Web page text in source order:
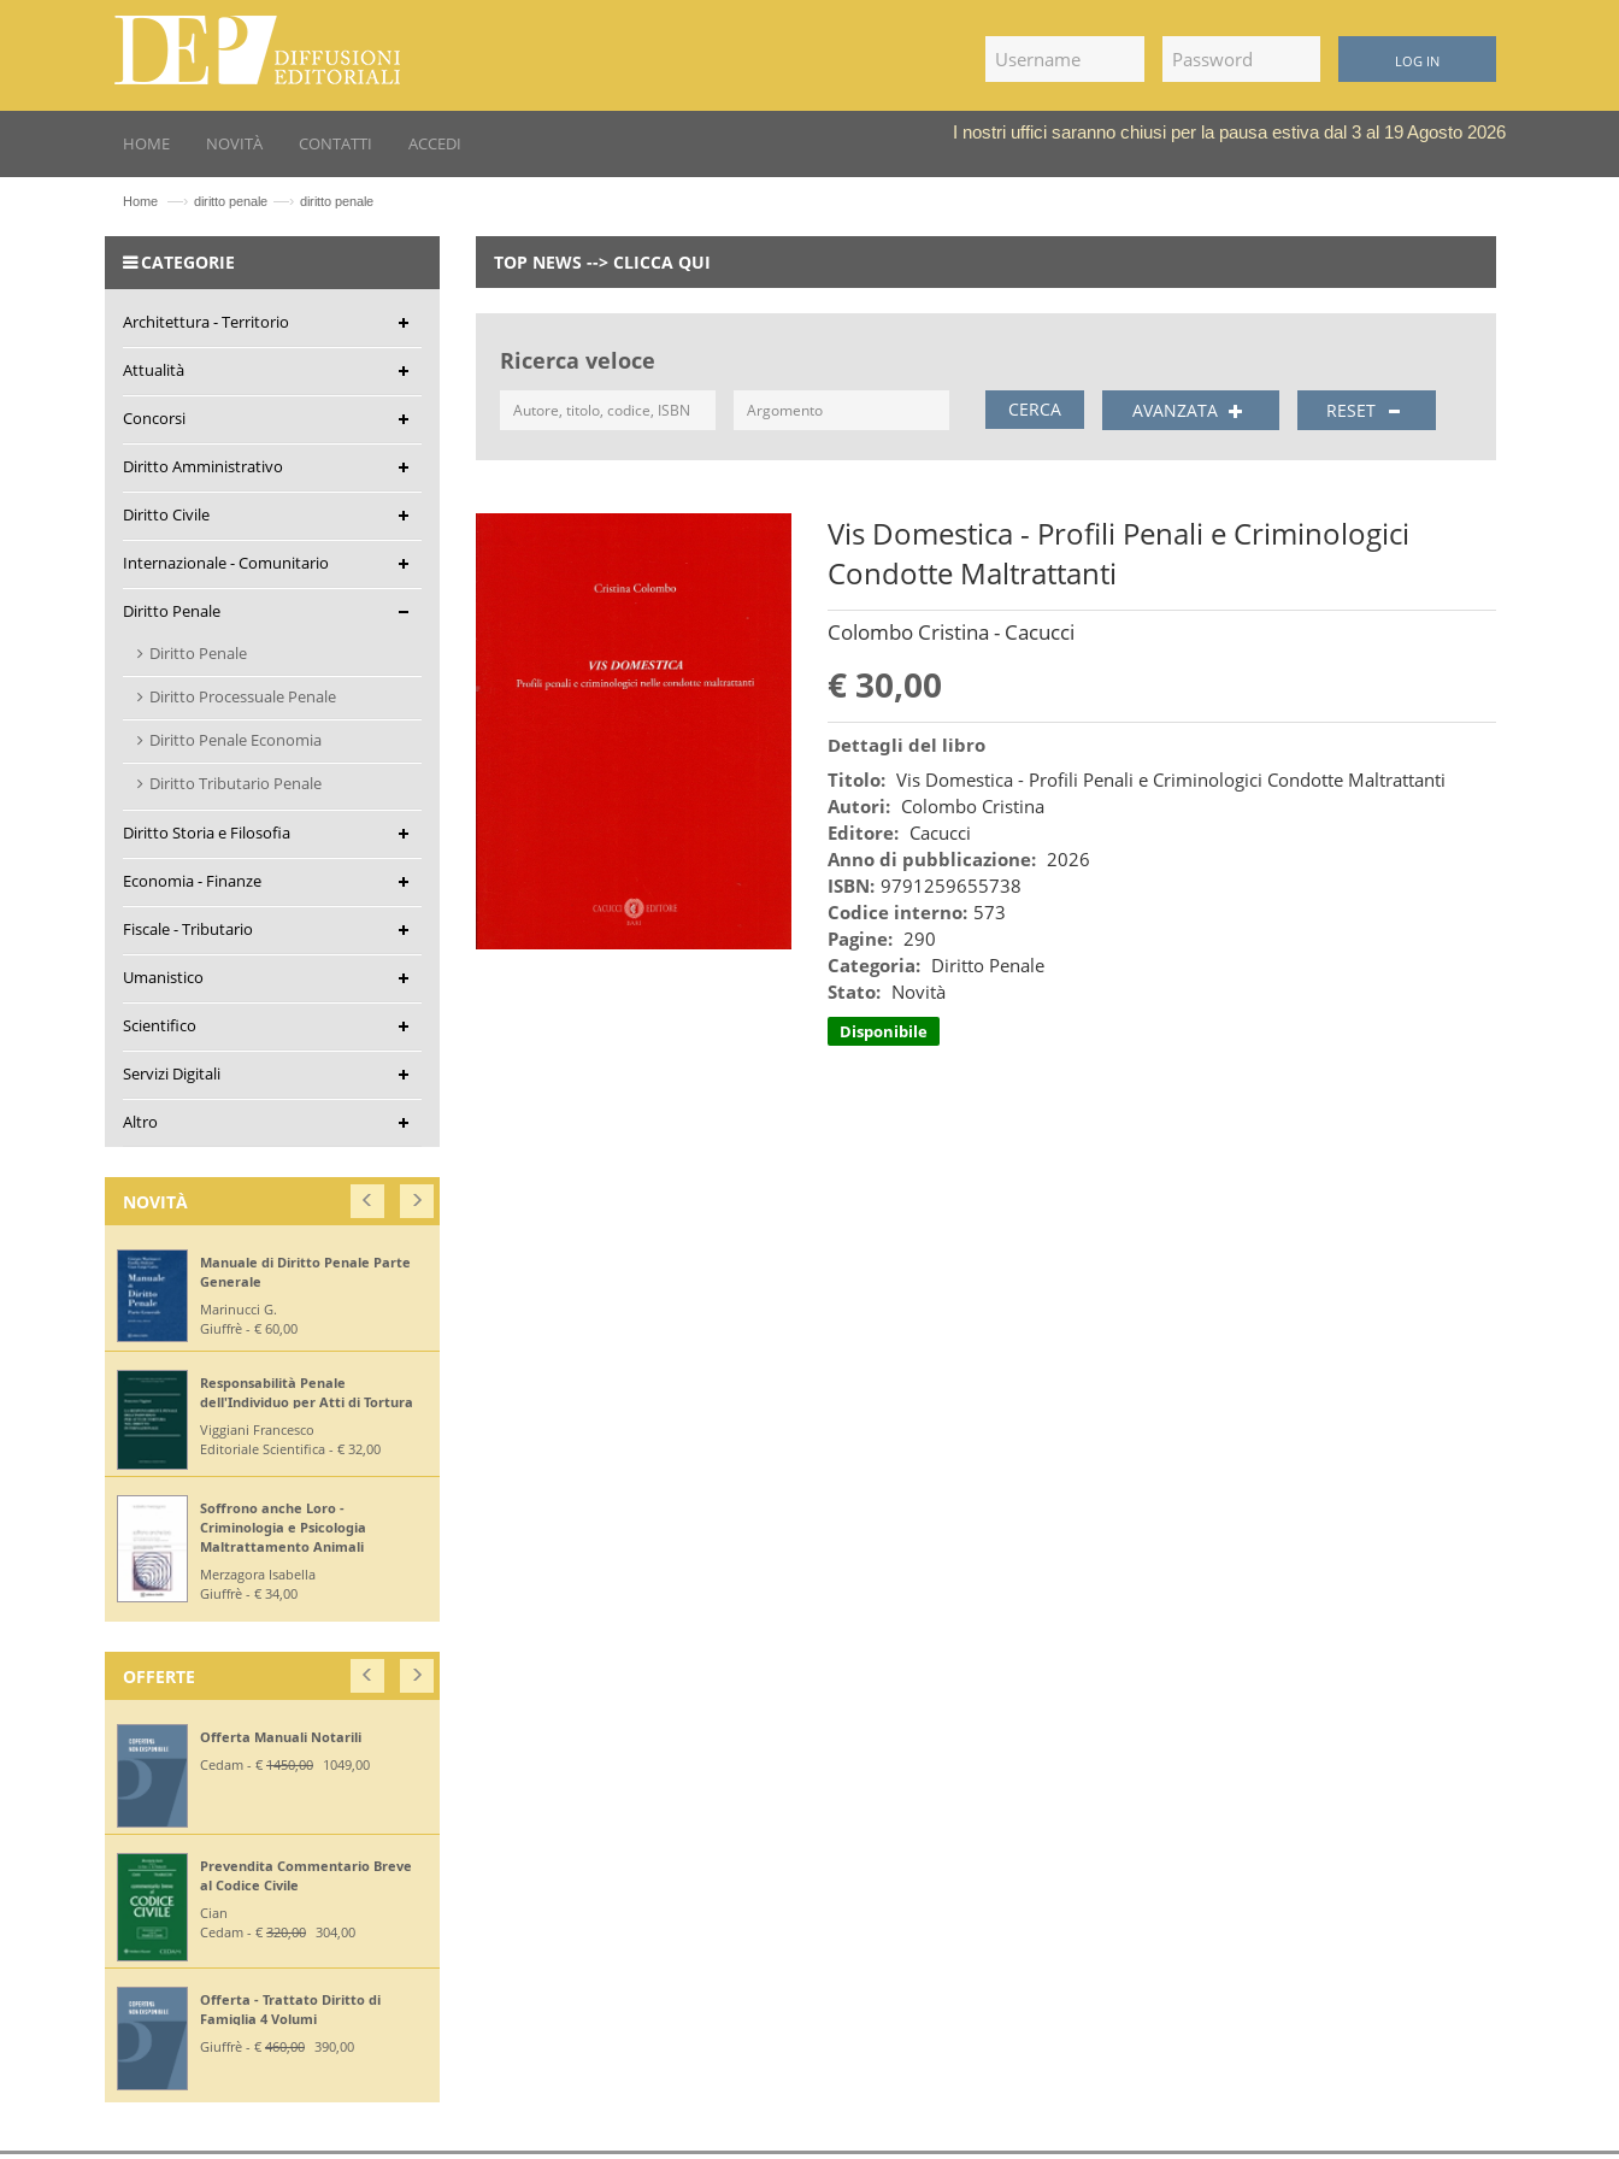
LOG IN
HOME NOVITÀ CONTATTI ACCEDI
I nostri uffici saranno chiusi per la pausa estiva dal 3 al 19 Agosto 2026
Home —› diritto penale —› diritto penale
TOP NEWS --> CLICCA QUI
Ricerca veloce
CERCA AVANZATA RESET
Vis Domestica - Profili Penali e Criminologici
Condotte Maltrattanti
Colombo Cristina - Cacucci
€ 30,00
Dettagli del libro
Titolo: Vis Domestica - Profili Penali e Criminologici Condotte Maltrattanti
Autori: Colombo Cristina
Editore: Cacucci
Anno di pubblicazione: 2026
ISBN: 9791259655738
Codice interno: 573
Pagine: 290
Categoria: Diritto Penale
Stato: Novità
Disponibile
CATEGORIE
Architettura - Territorio
Attualità
Concorsi
Diritto Amministrativo
Diritto Civile
Internazionale - Comunitario
Diritto Penale
Diritto Penale
Diritto Processuale Penale
Diritto Penale Economia
Diritto Tributario Penale
Diritto Storia e Filosofia
Economia - Finanze
Fiscale - Tributario
Umanistico
Scientifico
Servizi Digitali
Altro
NOVITÀ
Manuale di Diritto Penale Parte
Generale
Marinucci G.
Giuffrè - € 60,00
Responsabilità Penale
dell'Individuo per Atti di Tortura
Viggiani Francesco
Editoriale Scientifica - € 32,00
Soffrono anche Loro -
Criminologia e Psicologia
Maltrattamento Animali
Merzagora Isabella
Giuffrè - € 34,00
OFFERTE
Offerta Manuali Notarili
Cedam - € 1450,00 1049,00
Prevendita Commentario Breve
al Codice Civile
Cian
Cedam - € 320,00 304,00
Offerta - Trattato Diritto di
Famiglia 4 Volumi
Giuffrè - € 460,00 390,00